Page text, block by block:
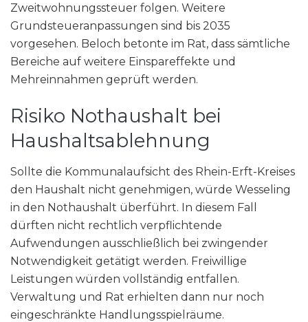
Zweitwohnungssteuer folgen. Weitere
Grundsteueranpassungen sind bis 2035
vorgesehen. Beloch betonte im Rat, dass sämtliche
Bereiche auf weitere Einspareffekte und
Mehreinnahmen geprüft werden.
Risiko Nothaushalt bei
Haushaltsablehnung
Sollte die Kommunalaufsicht des Rhein-Erft-Kreises
den Haushalt nicht genehmigen, würde Wesseling
in den Nothaushalt überführt. In diesem Fall
dürften nicht rechtlich verpflichtende
Aufwendungen ausschließlich bei zwingender
Notwendigkeit getätigt werden. Freiwillige
Leistungen würden vollständig entfallen.
Verwaltung und Rat erhielten dann nur noch
eingeschränkte Handlungsspielräume.